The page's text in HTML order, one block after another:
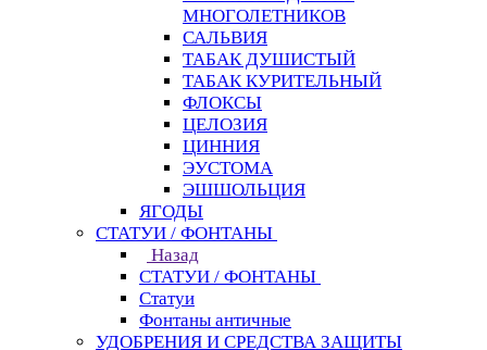
МНОГОЛЕТНИКОВ
САЛЬВИЯ
ТАБАК ДУШИСТЫЙ
ТАБАК КУРИТЕЛЬНЫЙ
ФЛОКСЫ
ЦЕЛОЗИЯ
ЦИННИЯ
ЭУСТОМА
ЭШШОЛЬЦИЯ
ЯГОДЫ
СТАТУИ / ФОНТАНЫ
Назад
СТАТУИ / ФОНТАНЫ
Статуи
Фонтаны античные
УДОБРЕНИЯ И СРЕДСТВА ЗАЩИТЫ